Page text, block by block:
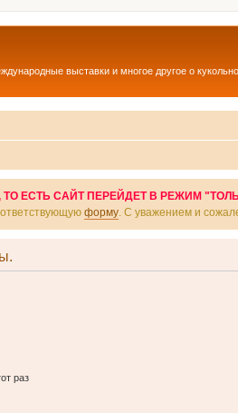
выставки и многое другое о
ЕСТЬ САЙТ ПЕРЕЙДЕТ В РЕЖИМ
форму . С уважением и
раз